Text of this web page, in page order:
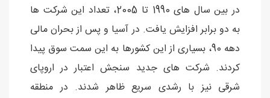
در بین سال های 1990 تا 2005، تعداد این شرکت ها
به دو برابر افزایش یافت. در آسیا و پس از بحران مالی
دهه 90، بسیاری از این کشورها به این سمت سوق پیدا
کردند. شرکت های جدید سنجش اعتبار در اروپای
شرقی نیز با رشدی سریع ظاهر شدند. در منطقه